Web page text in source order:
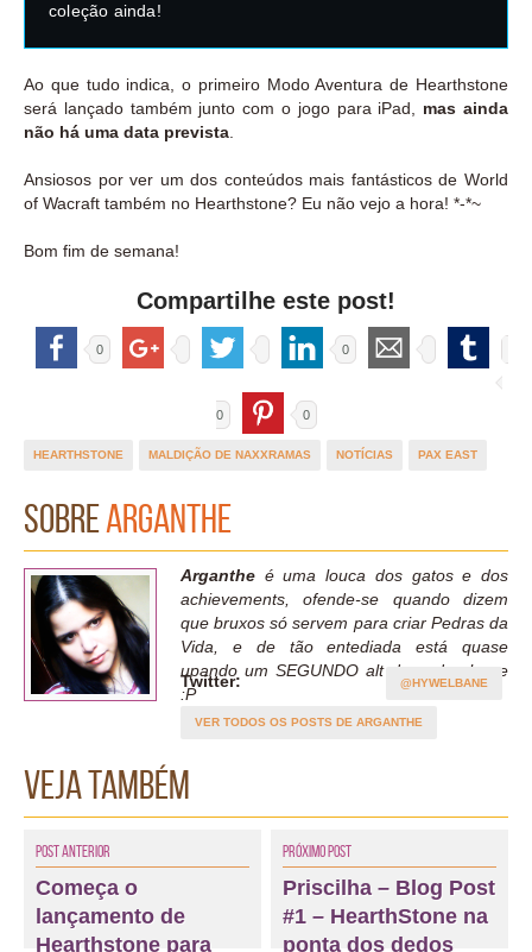
coleção ainda!
Ao que tudo indica, o primeiro Modo Aventura de Hearthstone
será lançado também junto com o jogo para iPad, mas ainda
não há uma data prevista.
Ansiosos por ver um dos conteúdos mais fantásticos de World
of Wacraft também no Hearthstone? Eu não vejo a hora! *-*~
Bom fim de semana!
Compartilhe este post!
0 0
0 0
HEARTHSTONE MALDIÇÃO DE NAXXRAMAS NOTÍCIAS PAX EAST
SobreArganthe
Arganthe é uma louca dos gatos e dos
achievements, ofende-se quando dizem
que bruxos só servem para criar Pedras da
Vida, e de tão entediada está quase
upando um SEGUNDO alt de cada classe
:P
Twitter: @HYWELBANE
VER TODOS OS POSTS DE ARGANTHE
Veja também
Post Anterior
Começa o
lançamento de
Hearthstone para
Próximo Post
Priscilha – Blog Post
#1 – HearthStone na
ponta dos dedos